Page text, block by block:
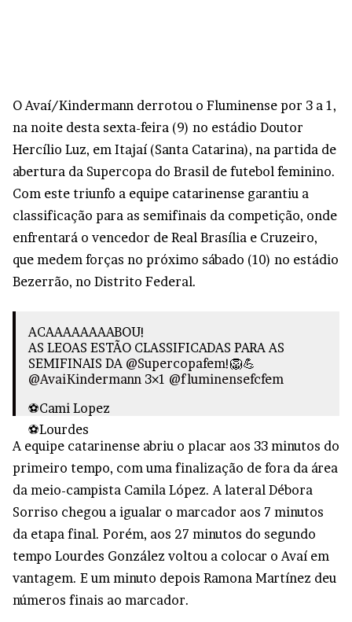
O Avaí/Kindermann derrotou o Fluminense por 3 a 1,
na noite desta sexta-feira (9) no estádio Doutor
Hercílio Luz, em Itajaí (Santa Catarina), na partida de
abertura da Supercopa do Brasil de futebol feminino.
Com este triunfo a equipe catarinense garantiu a
classificação para as semifinais da competição, onde
enfrentará o vencedor de Real Brasília e Cruzeiro,
que medem forças no próximo sábado (10) no estádio
Bezerrão, no Distrito Federal.
ACAAAAAAAABOU!
AS LEOAS ESTÃO CLASSIFICADAS PARA AS
SEMIFINAIS DA @Supercopafem!🦁💪
@AvaiKindermann 3×1 @fluminensefcfem
⚽️Cami Lopez
⚽️Lourdes
⚽️Ramona
COMEMORE,
NAÇÃO AVAIANA!#VamosLeoas
pic.twitter.com/SEVjkBiwcl
— Avaí/Kindermann (@AvaiKindermann)
February 10, 2024
A equipe catarinense abriu o placar aos 33 minutos do
primeiro tempo, com uma finalização de fora da área
da meio-campista Camila López. A lateral Débora
Sorriso chegou a igualar o marcador aos 7 minutos
da etapa final. Porém, aos 27 minutos do segundo
tempo Lourdes González voltou a colocar o Avaí em
vantagem. E um minuto depois Ramona Martínez deu
números finais ao marcador.